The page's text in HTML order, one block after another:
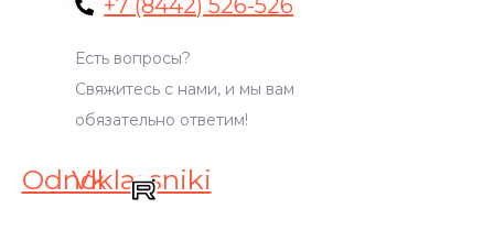
Есть вопросы?
Свяжитесь с нами, и мы вам
обязательно ответим!
Vk
Odnoklassniki